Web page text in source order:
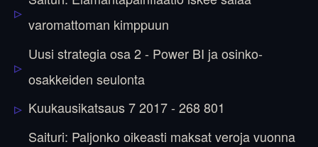
varomattoman kimppuun
Uusi strategia osa 2 - Power BI ja osinko-
osakkeiden seulonta
Kuukausikatsaus 7 2017 - 268 801
Saituri: Paljonko oikeasti maksat veroja vuonna